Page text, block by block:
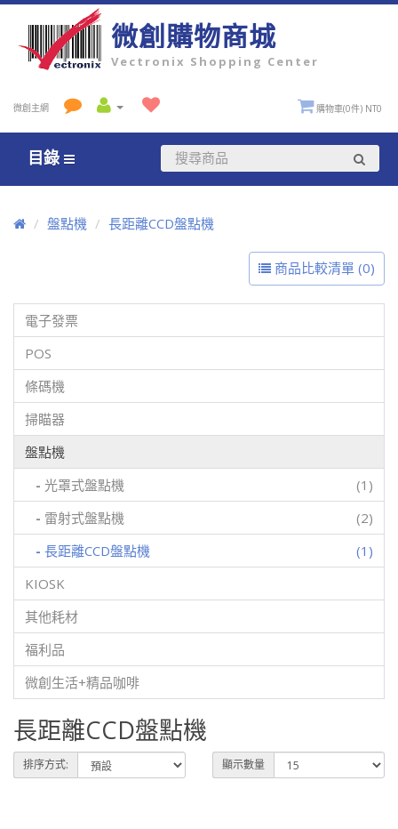
微創購物商城
Vectronix Shopping Center
微創主網 購物車(0件) NT0
目錄
盤點機 長距離CCD盤點機
商品比較清單 (0)
電子發票
POS
條碼機
掃瞄器
盤點機
- 光罩式盤點機
(1)
- 雷射式盤點機
(2)
- 長距離CCD盤點機
(1)
KIOSK
其他耗材
福利品
微創生活+精品咖啡
長距離CCD盤點機
排序方式: 顯示數量